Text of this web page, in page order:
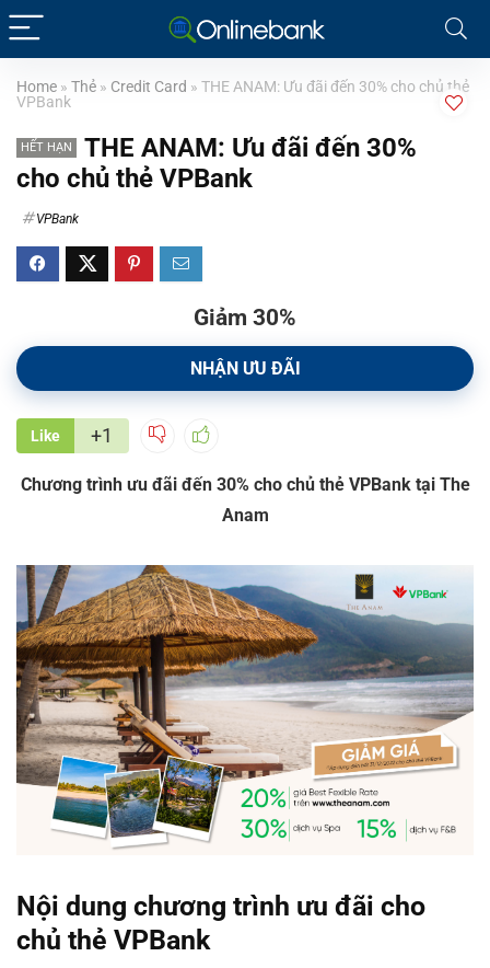
Home » Thẻ » Credit Card » THE ANAM: Ưu đãi đến 30% cho chủ thẻ
VPBank
HẾT HẠN
THE ANAM: Ưu đãi đến 30%
cho chủ thẻ VPBank
VPBank
Giảm 30%
NHẬN ƯU ĐÃI
Like +1
Chương trình ưu đãi đến 30% cho chủ thẻ VPBank tại The
Anam
Nội dung chương trình ưu đãi cho
chủ thẻ VPBank